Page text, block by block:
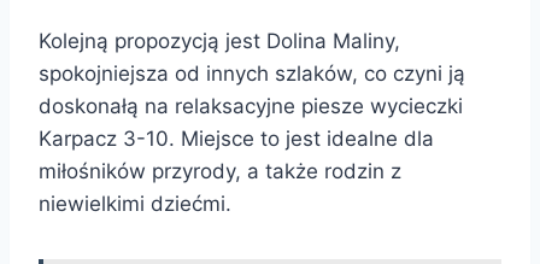
Kolejną propozycją jest Dolina Maliny,
spokojniejsza od innych szlaków, co czyni ją
doskonałą na relaksacyjne piesze wycieczki
Karpacz 3-10. Miejsce to jest idealne dla
miłośników przyrody, a także rodzin z
niewielkimi dziećmi.